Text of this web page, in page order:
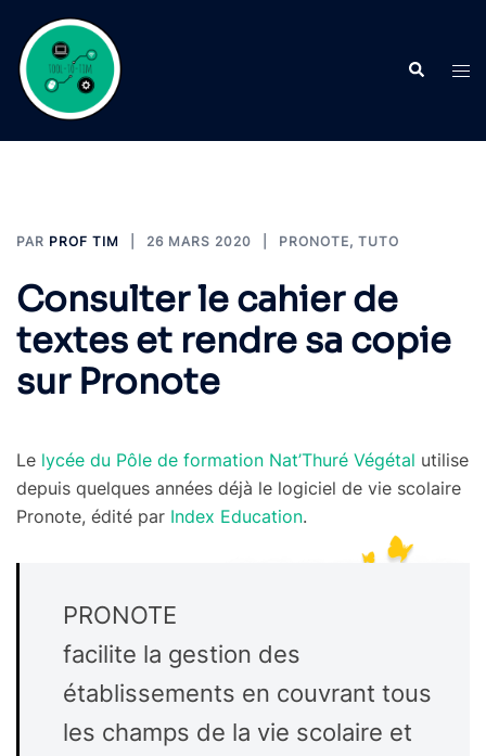
contenu
PAR PROF TIM 26 MARS 2020 PRONOTE, TUTO
Consulter le cahier de
textes et rendre sa copie
sur Pronote
Le lycée du Pôle de formation Nat’Thuré Végétal utilise
depuis quelques années déjà le logiciel de vie scolaire
Pronote, édité par Index Education.
PRONOTE
facilite la gestion des
établissements en couvrant tous
les champs de la vie scolaire et